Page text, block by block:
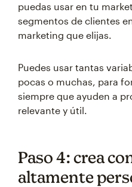
puedas usar en tu
segmentos de clientes
marketing que elijas.
Puedes usar tantas
pocas o muchas, para
siempre que ayuden a
relevante y útil.
Paso 4: crea
altamente